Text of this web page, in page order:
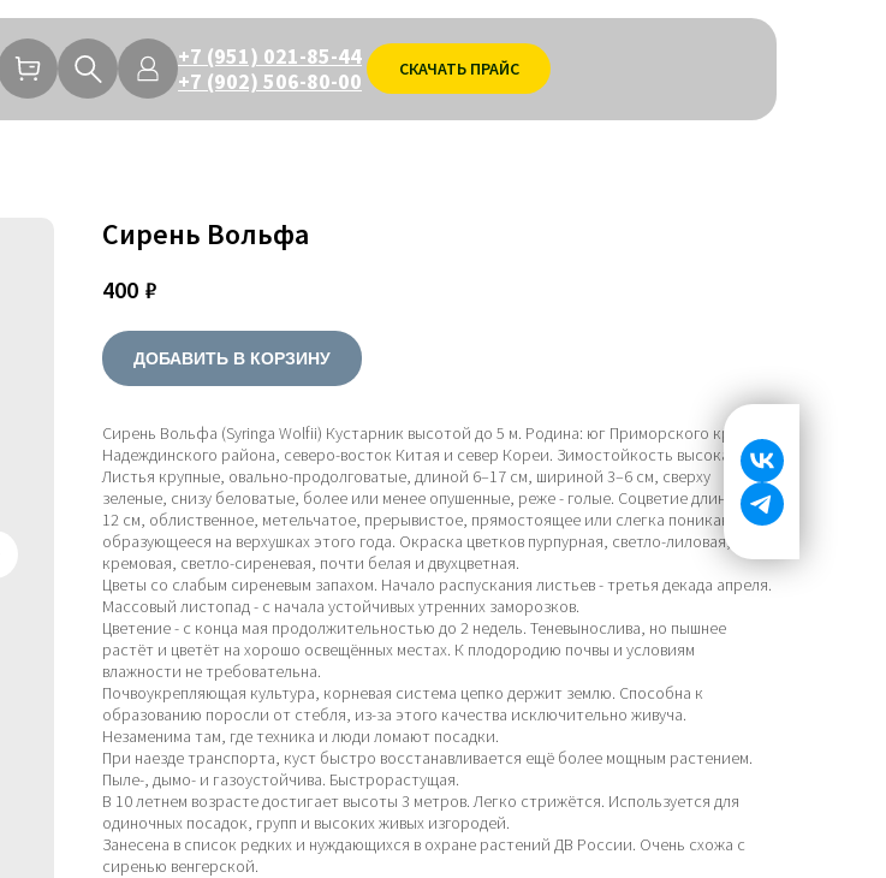
+7 (951) 021-85-44
+7 (902) 506-80-00
СКАЧАТЬ ПРАЙС
Сирень Вольфа
400 ₽
ДОБАВИТЬ В КОРЗИНУ
Сирень Вольфа (Syringa Wolfii) Кустарник высотой до 5 м. Родина: юг Приморского края от
Надеждинского района, северо-восток Китая и север Кореи. Зимостойкость высокая.
Листья крупные, овально-продолговатые, длиной 6–17 см, шириной 3–6 см, сверху
зеленые, снизу беловатые, более или менее опушенные, реже - голые. Соцветие длиной до
12 см, облиственное, метельчатое, прерывистое, прямостоящее или слегка поникающее,
образующееся на верхушках этого года. Окраска цветков пурпурная, светло-лиловая,
кремовая, светло-сиреневая, почти белая и двухцветная.
Цветы со слабым сиреневым запахом. Начало распускания листьев - третья декада апреля.
Массовый листопад - с начала устойчивых утренних заморозков.
Цветение - с конца мая продолжительностью до 2 недель. Теневынослива, но пышнее
растёт и цветёт на хорошо освещённых местах. К плодородию почвы и условиям
влажности не требовательна.
Почвоукрепляющая культура, корневая система цепко держит землю. Способна к
образованию поросли от стебля, из-за этого качества исключительно живуча.
Незаменима там, где техника и люди ломают посадки.
При наезде транспорта, куст быстро восстанавливается ещё более мощным растением.
Пыле-, дымо- и газоустойчива. Быстрорастущая.
В 10 летнем возрасте достигает высоты 3 метров. Легко стрижётся. Используется для
одиночных посадок, групп и высоких живых изгородей.
Занесена в список редких и нуждающихся в охране растений ДВ России. Очень схожа с
сиренью венгерской.